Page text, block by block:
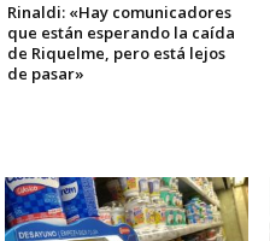
Rinaldi: «Hay comunicadores
que están esperando la caída
de Riquelme, pero está lejos
de pasar»